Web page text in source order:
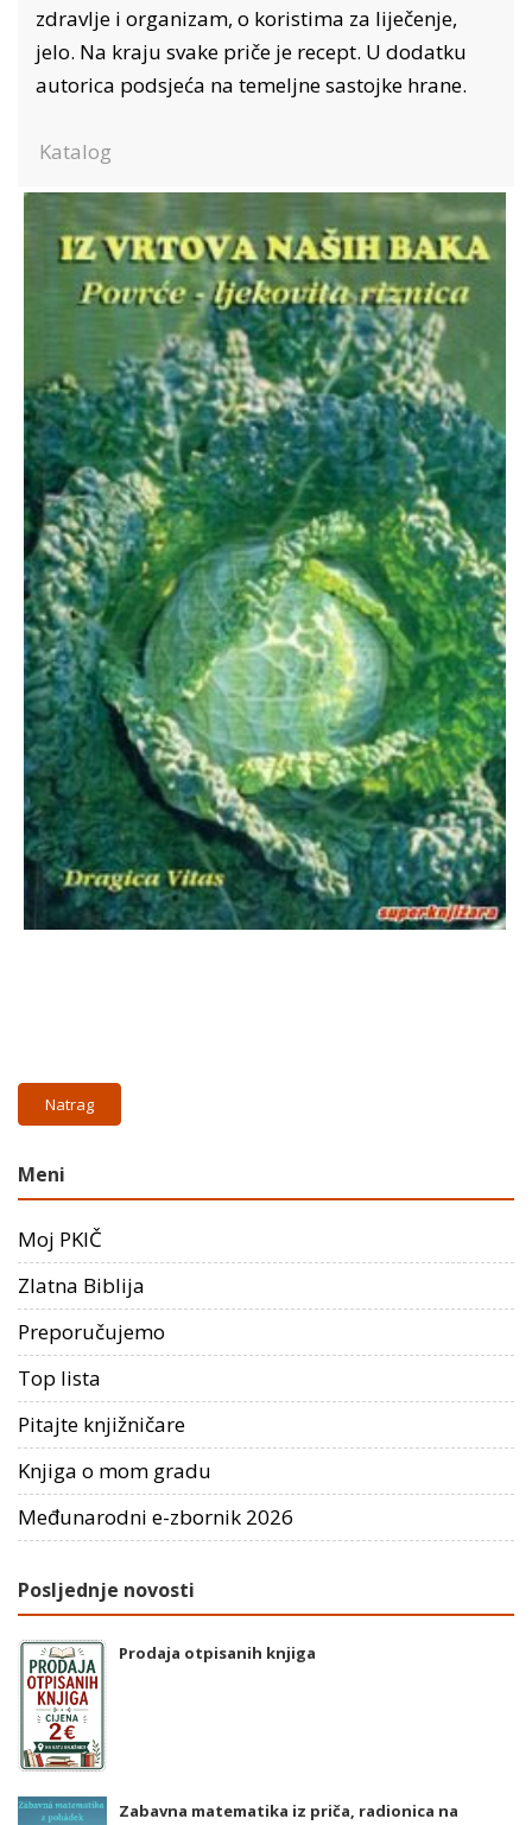
zdravlje i organizam, o koristima za liječenje,
jelo. Na kraju svake priče je recept. U dodatku
autorica podsjeća na temeljne sastojke hrane.
Katalog
Natrag
Meni
Moj PKIČ
Zlatna Biblija
Preporučujemo
Top lista
Pitajte knjižničare
Knjiga o mom gradu
Međunarodni e-zbornik 2026
Posljednje novosti
Prodaja otpisanih knjiga
Zabavna matematika iz priča, radionica na